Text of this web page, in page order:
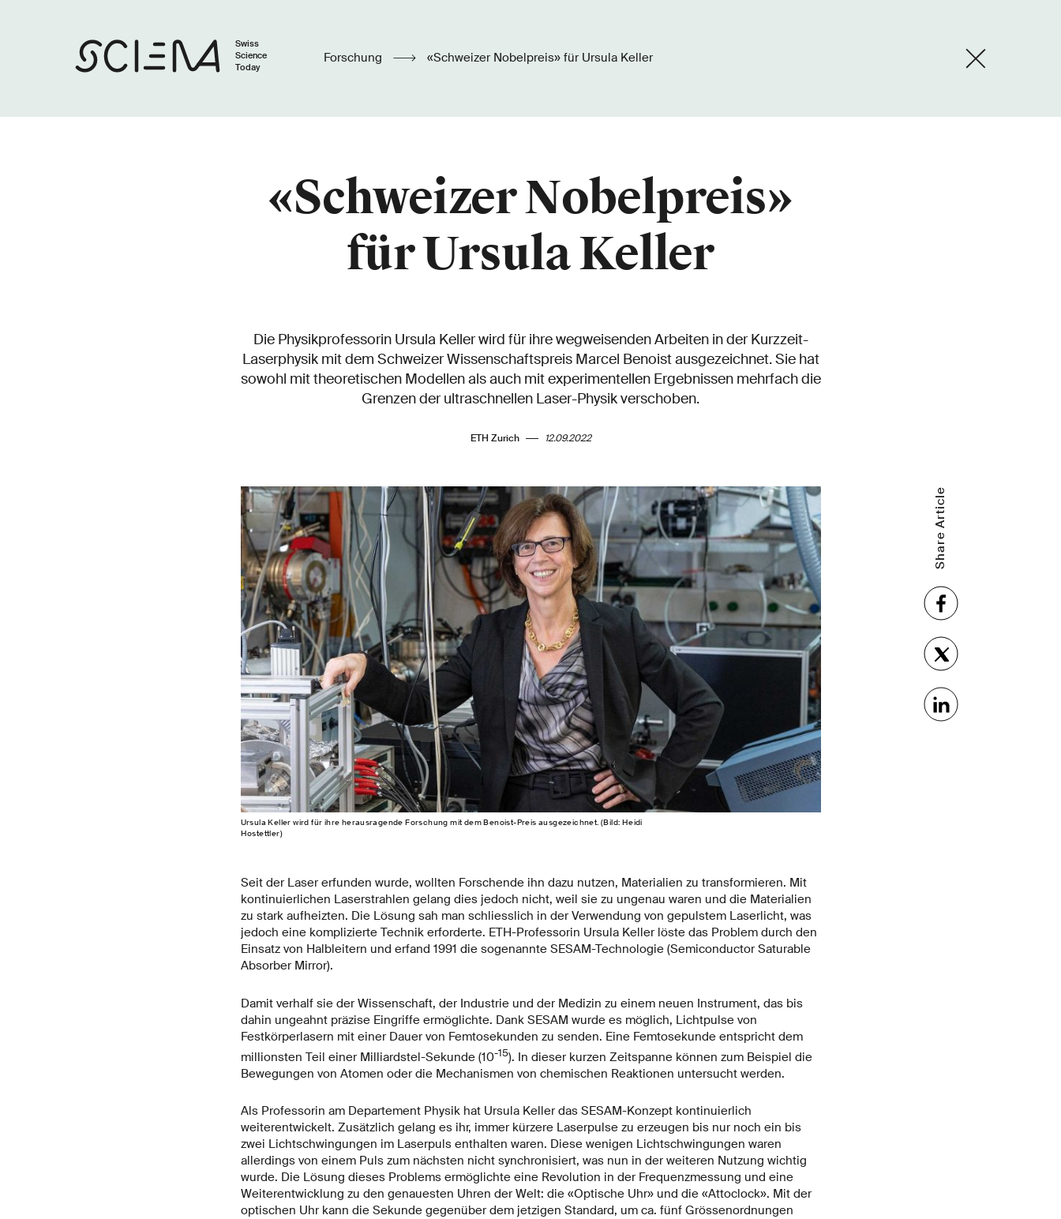
Swiss
Science
Today
Forschung «Schweizer Nobelpreis» für Ursula Keller
«Schweizer Nobelpreis»
für Ursula Keller
Die Physikprofessorin Ursula Keller wird für ihre wegweisenden Arbeiten in der Kurzzeit-
Laserphysik mit dem Schweizer Wissenschaftspreis Marcel Benoist ausgezeichnet. Sie hat
sowohl mit theoretischen Modellen als auch mit experimentellen Ergebnissen mehrfach die
Grenzen der ultraschnellen Laser-Physik verschoben.
ETH Zurich 12.09.2022
Ursula Keller wird für ihre herausragende Forschung mit dem Benoist-​Preis ausgezeichnet. (Bild: Heidi
Hostettler)
Share Article
Seit der Laser erfunden wurde, wollten Forschende ihn dazu nutzen, Materialien zu transformieren. Mit
kontinuierlichen Laserstrahlen gelang dies jedoch nicht, weil sie zu ungenau waren und die Materialien
zu stark aufheizten. Die Lösung sah man schliesslich in der Verwendung von gepulstem Laserlicht, was
jedoch eine komplizierte Technik erforderte. ETH-Professorin Ursula Keller löste das Problem durch den
Einsatz von Halbleitern und erfand 1991 die sogenannte SESAM-Technologie (Semiconductor Saturable
Absorber Mirror).
Damit verhalf sie der Wissenschaft, der Industrie und der Medizin zu einem neuen Instrument, das bis
dahin ungeahnt präzise Eingriffe ermöglichte. Dank SESAM wurde es möglich, Lichtpulse von
Festkörperlasern mit einer Dauer von Femtosekunden zu senden. Eine Femtosekunde entspricht dem
millionsten Teil einer Milliardstel-Sekunde (10-15). In dieser kurzen Zeitspanne können zum Beispiel die
Bewegungen von Atomen oder die Mechanismen von chemischen Reaktionen untersucht werden.
Als Professorin am Departement Physik hat Ursula Keller das SESAM-Konzept kontinuierlich
weiterentwickelt. Zusätzlich gelang es ihr, immer kürzere Laserpulse zu erzeugen bis nur noch ein bis
zwei Lichtschwingungen im Laserpuls enthalten waren. Diese wenigen Lichtschwingungen waren
allerdings von einem Puls zum nächsten nicht synchronisiert, was nun in der weiteren Nutzung wichtig
wurde. Die Lösung dieses Problems ermöglichte eine Revolution in der Frequenzmessung und eine
Weiterentwicklung zu den genauesten Uhren der Welt: die «Optische Uhr» und die «Attoclock». Mit der
optischen Uhr kann die Sekunde gegenüber dem jetzigen Standard, um ca. fünf Grössenordnungen